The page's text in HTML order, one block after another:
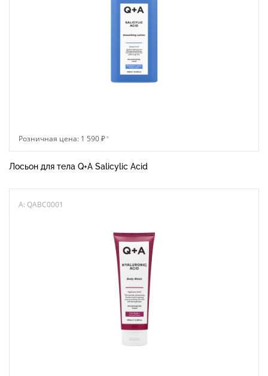
Розничная цена: 1 590 ₽*
Лосьон для тела Q+A Salicylic Acid
A: QABC0001